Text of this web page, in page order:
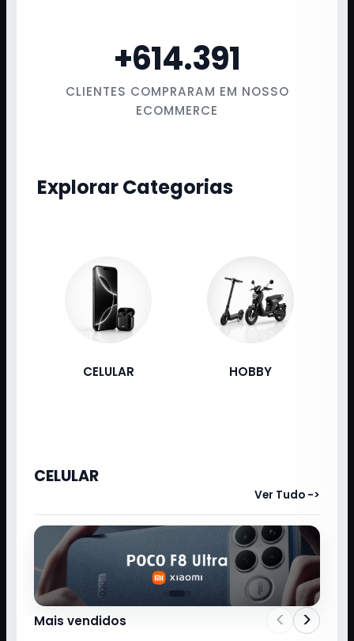
+614.391
CLIENTES COMPRARAM EM NOSSO
ECOMMERCE
Explorar Categorias
CELULAR HOBBY
CELULAR
Ver Tudo ->
Mais vendidos < >